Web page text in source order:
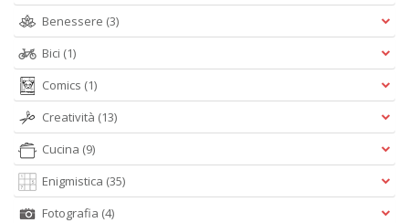
Benessere (3)
Bici (1)
Comics (1)
Creatività (13)
Cucina (9)
Enigmistica (35)
Fotografia (4)